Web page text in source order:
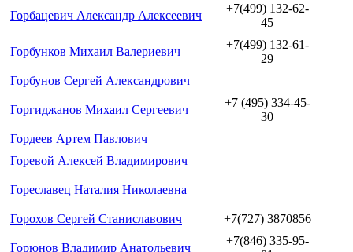
Горбацевич Александр Алексеевич
+7(499) 132-62-
45
Горбунков Михаил Валериевич
+7(499) 132-61-
29
Горбунов Сергей Александрович
Горгиджанов Михаил Сергеевич
+7 (495) 334-45-
30
Гордеев Артем Павлович
Горевой Алексей Владимирович
Гореславец Наталия Николаевна
Горохов Сергей Станиславович +7(727) 3870856
Горюнов Владимир Анатольевич
+7(846) 335-95-